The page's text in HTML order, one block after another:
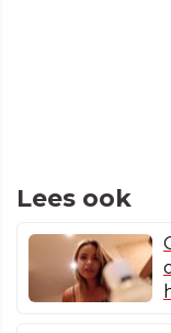
Lees ook